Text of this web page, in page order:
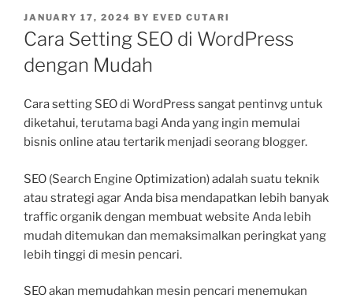
POSTED
ON
JANUARY 17, 2024 BY EVED CUTARI
Cara Setting SEO di WordPress
dengan Mudah
Cara setting SEO di WordPress sangat pentinvg untuk
diketahui, terutama bagi Anda yang ingin memulai
bisnis online atau tertarik menjadi seorang blogger.
SEO (Search Engine Optimization) adalah suatu teknik
atau strategi agar Anda bisa mendapatkan lebih banyak
traffic organik dengan membuat website Anda lebih
mudah ditemukan dan memaksimalkan peringkat yang
lebih tinggi di mesin pencari.
SEO akan memudahkan mesin pencari menemukan